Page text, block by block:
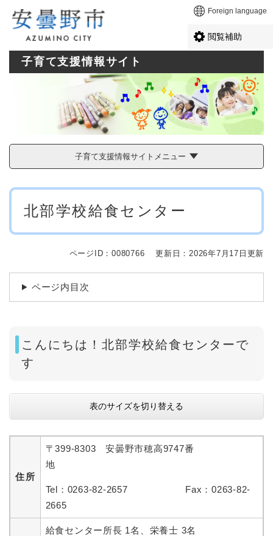
メニューを飛ばして本文へ Foreign language
閲覧補助
子育て支援情報サイト
子育て支援情報サイトメニュー
本
北部学校給食センター
ページID：0080766 更新日：2026年7月17日更新
ページ内目次
こんにちは！北部学校給食センターで
す
表のサイズを切り替える
住所
〒399-8303 安曇野市穂高9747番
地
Tel：0263-82-2657 Fax：0263-82-
2665
給食センター所長 1名、栄養士 3名